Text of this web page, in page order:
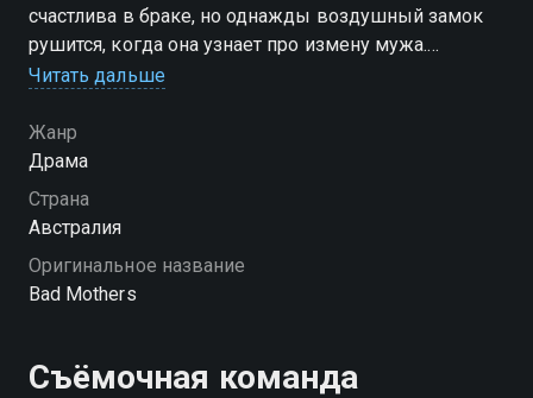
счастлива в браке, но однажды воздушный замок
рушится, когда она узнает про измену мужа.
Смотреть сериал «Клуб плохих матерей» онлайн в
Амедиатека в Смотрёшке.
Читать дальше
Жанр
Драма
Страна
Австралия
Оригинальное название
Bad Mothers
Съёмочная команда